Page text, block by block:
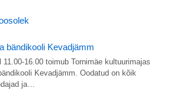
bändikooli Kevadjämm
11.00-16.00 toimub Tornimäe kultuurimajas
Kevadjämm. Oodatud on kõik
ja…